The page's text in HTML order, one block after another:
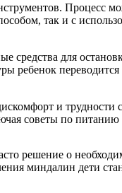
Процесс
так и с
средства для
ребенок
и
советы по
решение о
миндалин дети